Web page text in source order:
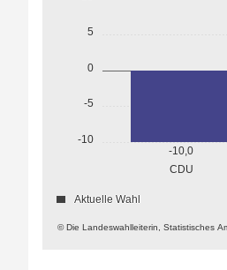
-10
-5
0
5
CDU
-10,0
© Die Landeswahlleiterin, Statistisches
Aktuelle Wahl